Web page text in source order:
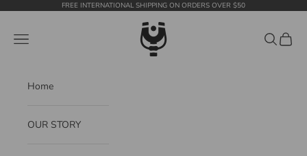
Skip to contentFREE INTERNATIONAL SHIPPING ON ORDERS OVER $50
WildTension
Navigation menu Search
Cart
Home
OUR STORY